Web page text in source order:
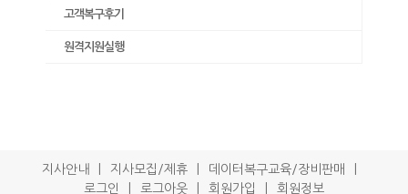
고객복구후기
원격지원실행
지사안내 지사모집/제휴
데이터복구교육/장비판매
로그인
로그아웃 회원가입 회원정보